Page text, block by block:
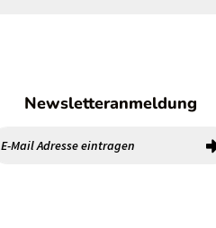
Newsletteranmeldung